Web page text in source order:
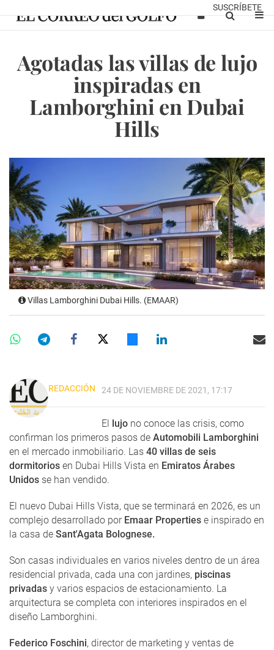
SUSCRÍBETE
Agotadas las villas de lujo
inspiradas en
Lamborghini en Dubai
Hills
Villas Lamborghini Dubai Hills. (EMAAR)
REDACCIÓN 24 DE NOVIEMBRE DE 2021, 17:17
El lujo no conoce las crisis, como
confirman los primeros pasos de Automobili Lamborghini
en el mercado inmobiliario. Las 40 villas de seis
dormitorios en Dubai Hills Vista en Emiratos Árabes
Unidos se han vendido.
El nuevo Dubai Hills Vista, que se terminará en 2026, es un
complejo desarrollado por Emaar Properties e inspirado en
la casa de Sant'Agata Bolognese.
Son casas individuales en varios niveles dentro de un área
residencial privada, cada una con jardines, piscinas
privadas y varios espacios de estacionamiento. La
arquitectura se completa con interiores inspirados en el
diseño Lamborghini.
Federico Foschini, director de marketing y ventas de